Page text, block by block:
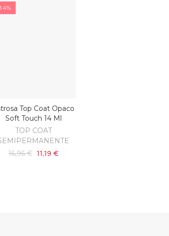
AGGIUNGI AL CARRELLO
Top Coat Opaco
Soft Touch 14 Ml
TOP COAT
16,96 € 11,19 €